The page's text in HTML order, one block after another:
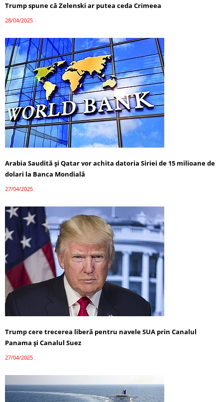
Trump spune că Zelenski ar putea ceda Crimeea
28/04/2025
Arabia Saudită și Qatar vor achita datoria Siriei de 15 milioane de
dolari la Banca Mondială
27/04/2025
Trump cere trecerea liberă pentru navele SUA prin Canalul
Panama și Canalul Suez
27/04/2025